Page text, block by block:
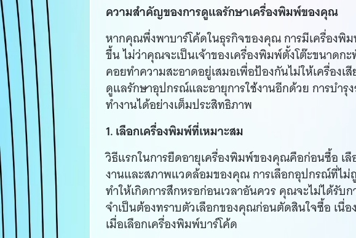
ความสำคัญของการดูแลรักษาเครื่องพิมพ์ของคุณ
หากคุณพึ่งพาบาร์โค้ดในธุรกิจของคุณ การมีเครื่องพิ
ขึ้น ไม่ว่าคุณจะเป็นเจ้าของเครื่องพิมพ์ตั้งโต๊ะขนาด
คอยทำความสะอาดอยู่เสมอเพื่อป้องกันไม่ให้เครื่อง
ดูแลรักษาอุปกรณ์และอายุการใช้งานอีกด้วย การบำรุ
ทำงานได้อย่างเต็มประสิทธิภาพ
1. เลือกเครื่องพิมพ์ที่เหมาะสม
วิธีแรกในการยืดอายุเครื่องพิมพ์ของคุณคือก่อนซื้อ เ
งานและสภาพแวดล้อมของคุณ การเลือกอุปกรณ์ที่ไม่
ทำให้เกิดการสึกหรอก่อนเวลาอันควร คุณจะไม่ได้รั
จำเป็นต้องทราบตัวเลือกของคุณก่อนตัดสินใจซื้อ เนื่
เมื่อเลือกเครื่องพิมพ์บาร์โค้ด